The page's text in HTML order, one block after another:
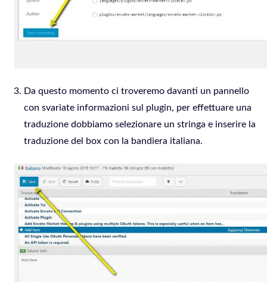
Da questo momento ci troveremo davanti un pannello
con svariate informazioni sul plugin, per effettuare una
traduzione dobbiamo selezionare un stringa e inserire la
traduzione del box con la bandiera italiana.